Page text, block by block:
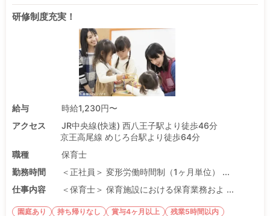
研修制度充実！
給与
時給1,230円〜
アクセス
JR中央線(快速) 西八王子駅より徒歩46分
京王高尾線 めじろ台駅より徒歩64分
職種
保育士
勤務時間
＜正社員＞ 変形労働時間制（1ヶ月単位） ...
仕事内容
＜保育士＞ 保育施設における保育業務およ ...
園庭あり 持ち帰りなし 賞与4ヶ月以上 残業5時間以内